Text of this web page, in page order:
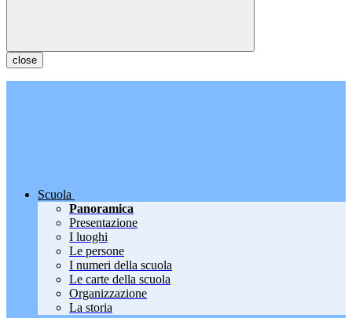
close
Scuola
Panoramica
Presentazione
I luoghi
Le persone
I numeri della scuola
Le carte della scuola
Organizzazione
La storia